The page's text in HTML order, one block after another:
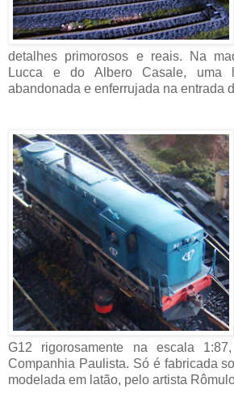
detalhes primorosos e reais. Na
Lucca e do Albero Casale, uma
abandonada e enferrujada na entrada
G12 rigorosamente na escala
Companhia Paulista. Só é fabricada
modelada em latão, pelo artista